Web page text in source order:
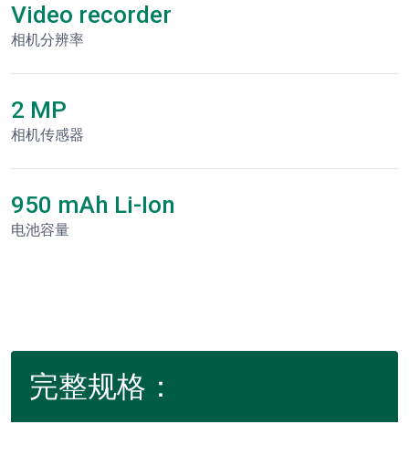
Video recorder
相机分辨率
2 MP
相机传感器
950 mAh Li-Ion
电池容量
完整规格：